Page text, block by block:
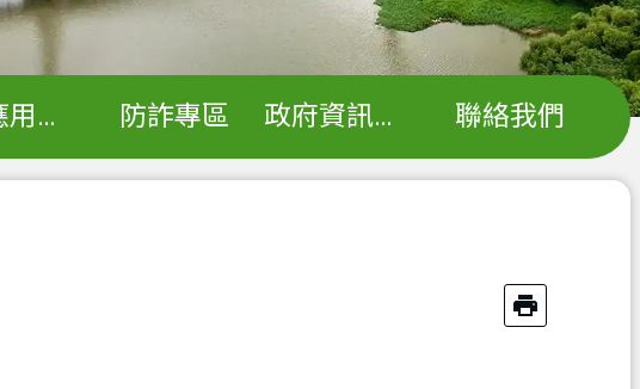
檔案應用專區 防詐專區 政府資訊公開 聯絡我們